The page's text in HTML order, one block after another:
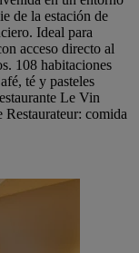
de la estación de
Ideal para
acceso directo al
108 habitaciones
té y pasteles
Le Vin
comida